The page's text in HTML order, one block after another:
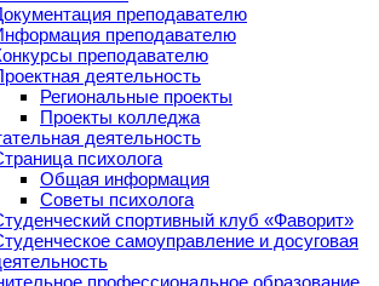
преподавателю
преподавателю
преподавателю
деятельность
Региональные проекты
Проекты колледжа
деятельность
психолога
Общая информация
Советы психолога
спортивный клуб «Фаворит»
самоуправление и досуговая
профессиональное образование